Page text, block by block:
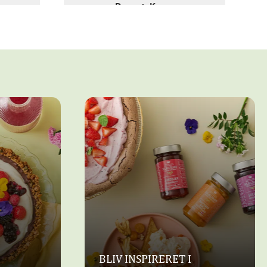
Dessert, Kager
JORDBÆRMARMELADE
BLIV INSPIRERET I